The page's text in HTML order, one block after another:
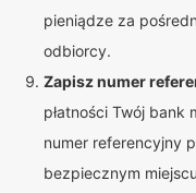
pieniądze za
odbiorcy.
Zapisz numer
płatności Twój bank
numer referencyjny
bezpiecznym